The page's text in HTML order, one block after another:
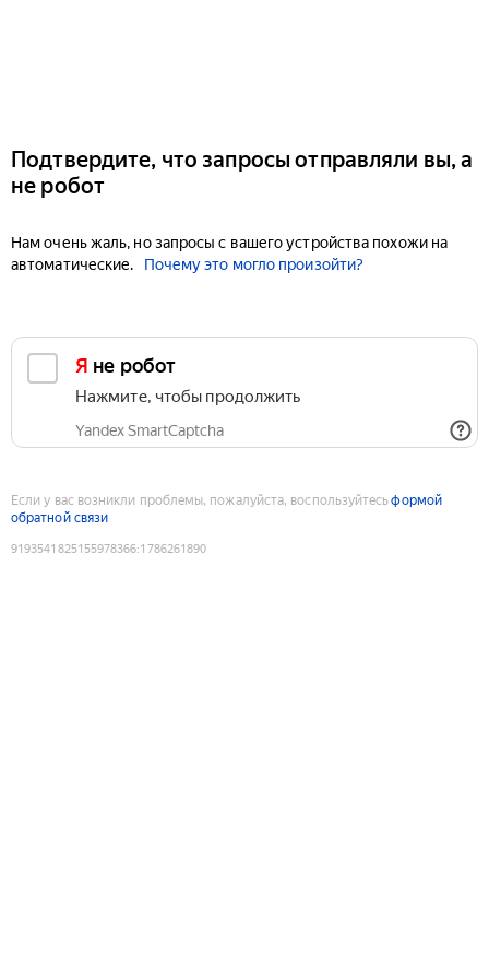
Подтвердите, что запросы отправляли вы, а
не робот
Нам очень жаль, но запросы с вашего устройства похожи на
автоматические.
Почему это могло произойти?
Я не робот
Нажмите, чтобы продолжить
Yandex SmartCaptcha
Если у вас возникли проблемы, пожалуйста, воспользуйтесьформой
обратной связи
9193541825155978366:1786261890